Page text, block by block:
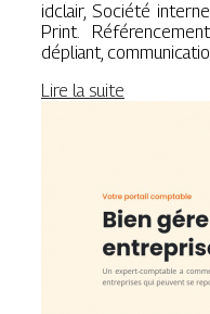
idclair, Société
Print.
dépliant,
Lire la suite